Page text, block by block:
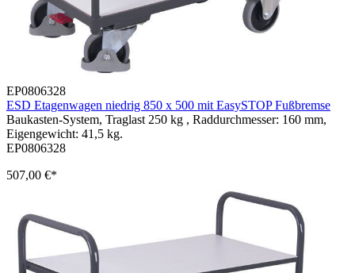
EP0806328
ESD Etagenwagen niedrig 850 x 500 mit EasySTOP Fußbremse
Baukasten-System, Traglast 250 kg , Raddurchmesser: 160 mm,
Eigengewicht: 41,5 kg.
EP0806328
507,00 €*